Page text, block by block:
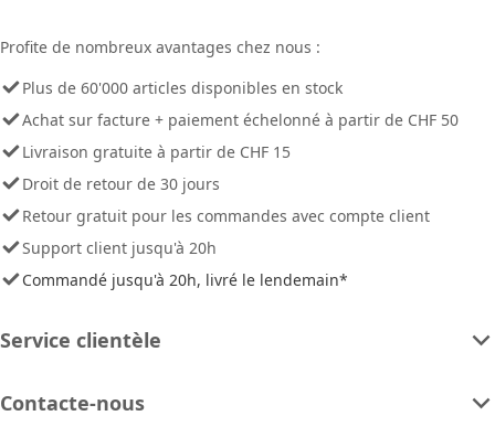
Profite de nombreux avantages chez nous :
Plus de 60'000 articles disponibles en stock
Achat sur facture + paiement échelonné à partir de CHF 50
Livraison gratuite à partir de CHF 15
Droit de retour de 30 jours
Retour gratuit pour les commandes avec compte client
Support client jusqu'à 20h
Commandé jusqu'à 20h, livré le lendemain*
Service clientèle
Contacte-nous